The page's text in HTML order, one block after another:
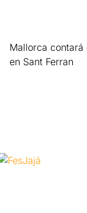
Mallorca
en Sant Ferran